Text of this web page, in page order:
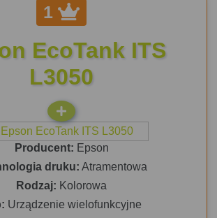
1
EcoTank ITS
L3050
Producent: Epson
druku: Atramentowa
Rodzaj: Kolorowa
Urządzenie wielofunkcyjne